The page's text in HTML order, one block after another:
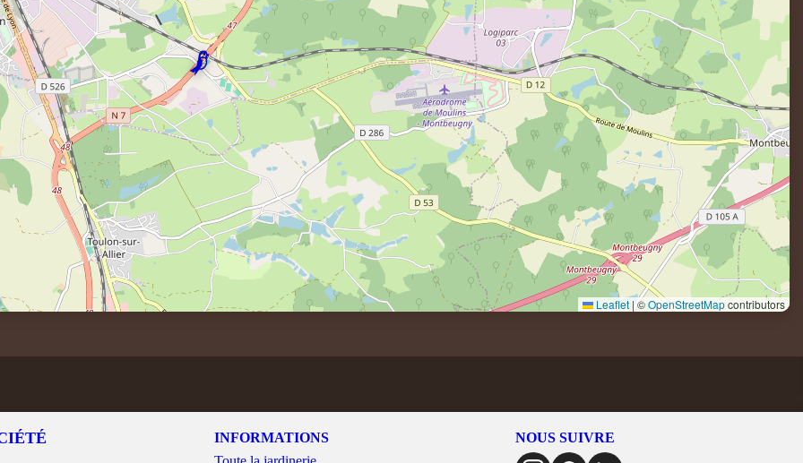
Leaflet |©OpenStreetMapcontributors
INFORMATIONS
NOUS SUIVRE